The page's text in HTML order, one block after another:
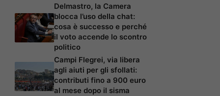
Delmastro, la Camera
blocca l’uso della chat:
cosa è successo e perché
il voto accende lo scontro
politico
Campi Flegrei, via libera
agli aiuti per gli sfollati:
contributi fino a 900 euro
al mese dopo il sisma